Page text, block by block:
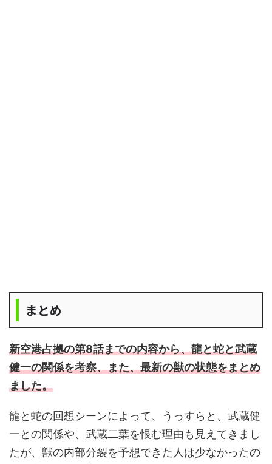
まとめ
新空港占拠の第8話までの内容から、龍と蛇と武蔵
健一の関係を考察、また、最新の獣の状態をまとめ
ました。
龍と蛇の回想シーンによって、うっすらと、武蔵健
一との関係や、武蔵二葉を恨む理由も見えてきまし
たが、獣の内部分裂を予想できた人は少なかったの